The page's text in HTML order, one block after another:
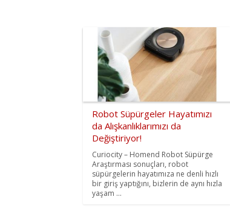
Robot Süpürgeler Hayatımızı
da Alışkanlıklarımızı da
Değiştiriyor!
Curiocity – Homend Robot Süpürge
Araştırması sonuçları, robot
süpürgelerin hayatımıza ne denli hızlı
bir giriş yaptığını, bizlerin de aynı hızla
yaşam ...